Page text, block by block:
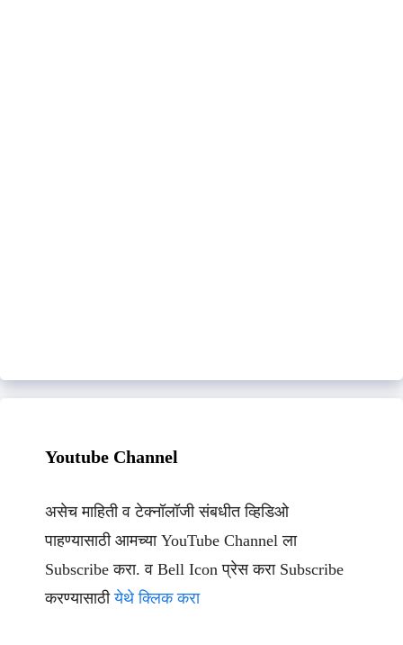
Youtube Channel
असेच माहिती व टेक्नॉलॉजी संबधीत व्हिडिओ
पाहण्यासाठी आमच्या YouTube Channel ला
Subscribe करा. व Bell Icon प्रेस करा Subscribe
करण्यासाठीयेथे क्लिक करा